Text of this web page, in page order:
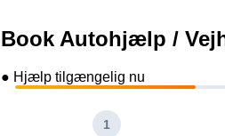
Book Autohjælp /
● Hjælp tilgængelig nu
1